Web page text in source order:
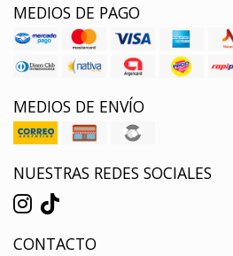
MEDIOS DE PAGO
MEDIOS DE ENVÍO
NUESTRAS REDES SOCIALES
CONTACTO